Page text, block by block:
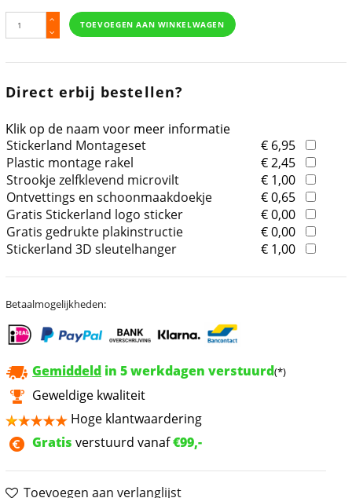
TOEVOEGEN AAN WINKELWAGEN
Direct erbij bestellen?
Klik op de naam voor meer informatie
Stickerland Montageset
€ 6,95
Plastic montage rakel
€ 2,45
Strookje zelfklevend microvilt
€ 1,00
Ontvettings en schoonmaakdoekje
€ 0,65
Gratis Stickerland logo sticker
€ 0,00
Gratis gedrukte plakinstructie
€ 0,00
Stickerland 3D sleutelhanger
€ 1,00
Betaalmogelijkheden:
Gemiddeld in 5 werkdagen verstuurd(*)
Geweldige kwaliteit
Hoge klantwaardering
Gratis verstuurd vanaf€99,-
Toevoegen aan verlanglijst